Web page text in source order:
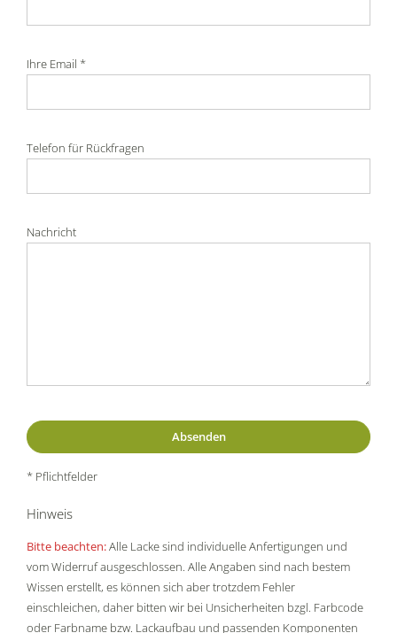
Ihre Email *
Telefon für Rückfragen
Nachricht
* Pflichtfelder
Hinweis
Bitte beachten:Alle Lacke sind individuelle Anfertigungen und
vom Widerruf ausgeschlossen. Alle Angaben sind nach bestem
Wissen erstellt, es können sich aber trotzdem Fehler
einschleichen, daher bitten wir bei Unsicherheiten bzgl. Farbcode
oder Farbname bzw. Lackaufbau und passenden Komponenten